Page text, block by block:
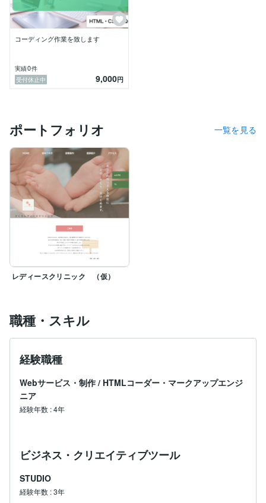
コーディング作業を致します
実績0件
受付休止中
9,000円
ポートフォリオ 一覧を見る
レディースクリニック （仮）
職種・スキル
経験職種
Webサービス・制作 / HTMLコーダー・マークアップエンジ
ニア
経験年数 :4年
ビジネス・クリエイティブツール
STUDIO
経験年数 :3年